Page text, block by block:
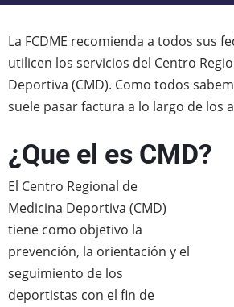
La FCDME recomienda a todos sus
utilicen los servicios del Centro
Deportiva (CMD). Como todos
suele pasar factura a lo largo de los
¿Que el es CMD?
El Centro Regional de
Medicina Deportiva (CMD)
tiene como objetivo la
prevención, la orientación y el
seguimiento de los
deportistas con el fin de